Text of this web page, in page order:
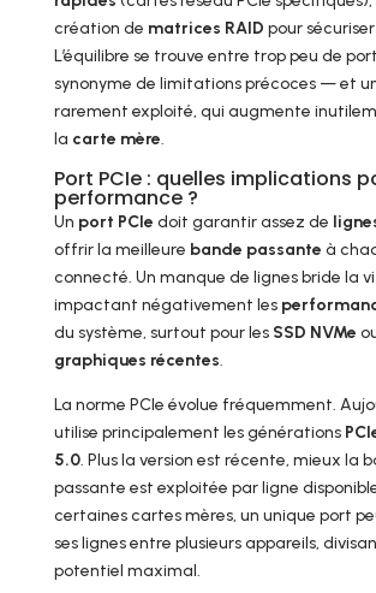
création de matrices RAID pour
L’équilibre se trouve entre trop peu de
synonyme de limitations précoces — et
rarement exploité, qui augmente
la carte mère.
Port PCIe : quelles implications
performance ?
Un port PCIe doit garantir assez de
offrir la meilleure bande passante à
connecté. Un manque de lignes bride la
impactant négativement les
du système, surtout pour les SSD NVMe
graphiques récentes.
La norme PCIe évolue fréquemment.
utilise principalement les générations
5.0. Plus la version est récente, mieux la
passante est exploitée par ligne
certaines cartes mères, un unique port
ses lignes entre plusieurs appareils,
potentiel maximal.